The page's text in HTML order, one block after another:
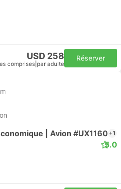
USD 258
comprises par adulte
Réserver
| Avion #UX1160 +1
5.0